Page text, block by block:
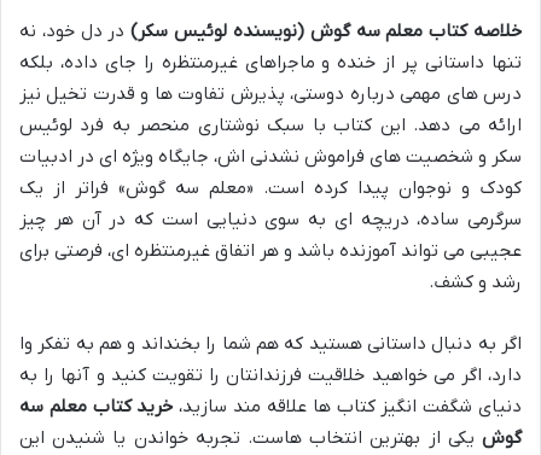
خلاصه کتاب معلم سه گوش (نویسنده لوئیس سکر)در دل خود، نه
تنها داستانی پر از خنده و ماجراهای غیرمنتظره را جای داده، بلکه
درس های مهمی درباره دوستی، پذیرش تفاوت ها و قدرت تخیل نیز
ارائه می دهد. این کتاب با سبک نوشتاری منحصر به فرد لوئیس
سکر و شخصیت های فراموش نشدنی اش، جایگاه ویژه ای در ادبیات
کودک و نوجوان پیدا کرده است. «معلم سه گوش» فراتر از یک
سرگرمی ساده، دریچه ای به سوی دنیایی است که در آن هر چیز
عجیبی می تواند آموزنده باشد و هر اتفاق غیرمنتظره ای، فرصتی برای
رشد و کشف.
اگر به دنبال داستانی هستید که هم شما را بخنداند و هم به تفکر وا
دارد، اگر می خواهید خلاقیت فرزندانتان را تقویت کنید و آنها را به
دنیای شگفت انگیز کتاب ها علاقه مند سازید، خرید کتاب معلم سه
گوش یکی از بهترین انتخاب هاست. تجربه خواندن یا شنیدن این